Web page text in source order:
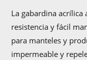
La gabardina acrílica
resistencia y fácil
para manteles y
impermeable y